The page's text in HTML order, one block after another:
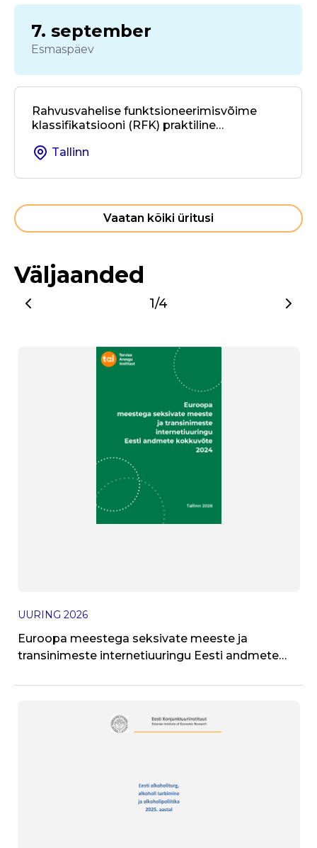
7. september
Esmaspäev
Rahvusvahelise funktsioneerimisvõime
klassifikatsiooni (RFK) praktiline
rehabilitatsioonis
Tallinn
Vaatan kõiki üritusi
Väljaanded
1/4
UURING 2026
Euroopa meestega seksivate meeste ja
transinimeste internetiuuringu Eesti andmete